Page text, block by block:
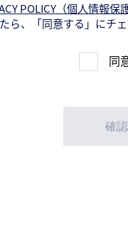
POLICY（個人情報保
ら、「同意する」にチ
同